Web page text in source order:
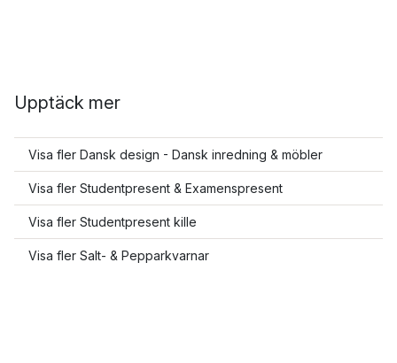
Upptäck mer
Visa fler Dansk design - Dansk inredning & möbler
Visa fler Studentpresent & Examenspresent
Visa fler Studentpresent kille
Visa fler Salt- & Pepparkvarnar